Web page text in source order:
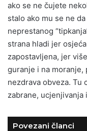
ako se ne čujete
stalo ako mu se ne
neprestanog
strana hladi jer
zapostavljena, jer
guranje i na
nezdrava obveza. Tu
zabrane, ucjenjivanja
Povezani članci